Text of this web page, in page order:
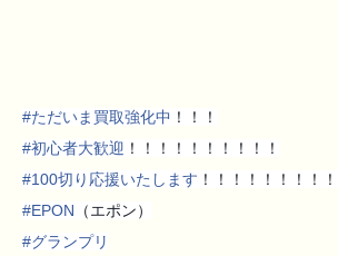
#ただいま買取強化中 ！！！
#初心者大歓迎 ！！！！！！！！！！
#100切り応援いたします ！！！！！！！！！
#EPON （エポン）
#グランプリ